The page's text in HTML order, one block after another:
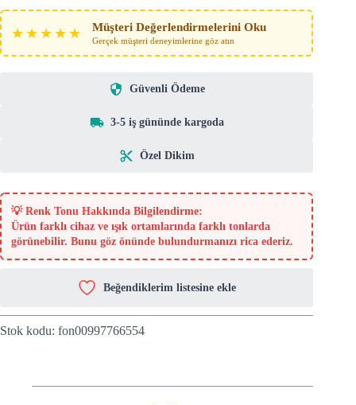
★★★★★ Müşteri Değerlendirmelerini Oku
Gerçek müşteri deneyimlerine göz atın
Güvenli Ödeme
3-5 iş gününde kargoda
Özel Dikim
💡 Renk Tonu Hakkında Bilgilendirme:
Ürün farklı cihaz ve ışık ortamlarında farklı tonlarda
görünebilir. Bunu göz önünde bulundurmanızı rica ederiz.
Beğendiklerim listesine ekle
Stok kodu: fon00997766554